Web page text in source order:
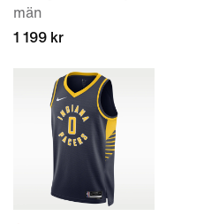
män
1 199 kr